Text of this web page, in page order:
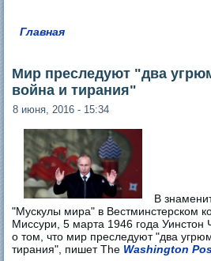
Главная
Мир преследуют "два
война и тирания"
8 июня, 2016 - 15:34
В
"Мускулы мира" в Вестминстерском
Миссури, 5 марта 1946 года Уинстон
о том, что мир преследуют "два
тирания", пишет The Washington